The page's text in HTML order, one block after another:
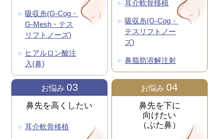
吸収糸(G-Cog・
G-Mesh・テス
リフトノーズ)
ヒアルロン酸注
入(鼻)
耳介軟骨移植
吸収糸(G-Cog・
テスリフトノー
ズ)
鼻脂肪溶解注射
お悩み 03
鼻先を高くしたい
耳介軟骨移植
お悩み04
鼻先を下に
向けたい
（ぶた鼻）